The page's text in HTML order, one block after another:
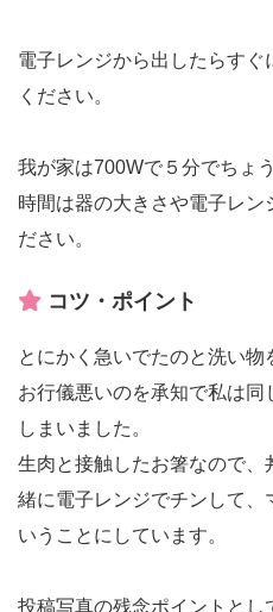
電子レンジから出したらす
ください。
我が家は700Wで５分でちょ
時間は器の大きさや電子レン
ださい。
コツ・ポイント
とにかく急いでたのと洗い物
お行儀悪いのを承知で私は
しまいました。
生肉と接触したお箸なので
緒に電子レンジでチンして、
いうことにしています。
投稿写真の残念ポイントと